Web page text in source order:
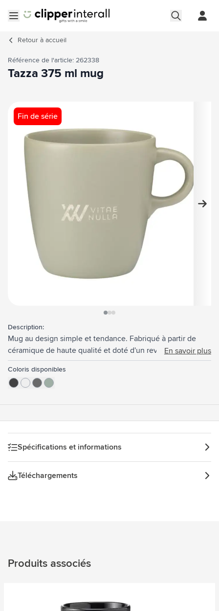
Retour à accueil
Fin de série
Image principale
Cliquez pour voir l'image en plein écran
Référence de l'article: 262338
Tazza 375 ml mug
Description:
Mug au design simple et tendance. Fabriqué à partir de
céramique de haute qualité et doté d'un revêtement mat à
l'intérieur et à l'extérieur. Capacité 375 ml. NOTE : Il n'est
pas possible d'appliquer un transfert thermique sur la tasse
noire.
En savoir plus
Coloris disponibles
Spécifications et informations
Téléchargements
Produits associés